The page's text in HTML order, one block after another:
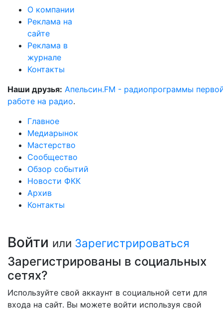
О компании
Реклама на
сайте
Реклама в
журнале
Контакты
Наши друзья: Апельсин.FM - радиопрограммы
работе на радио.
Главное
Медиарынок
Мастерство
Сообщество
Обзор событий
Новости ФКК
Архив
Контакты
Войти или Зарегистрироваться
Зарегистрированы в социальных
сетях?
Используйте свой аккаунт в социальной сети для
входа на сайт. Вы можете войти используя свой